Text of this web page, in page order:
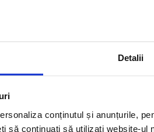
Detalii
conținutul și anunțurile,
să continuați să utilizați website-ul